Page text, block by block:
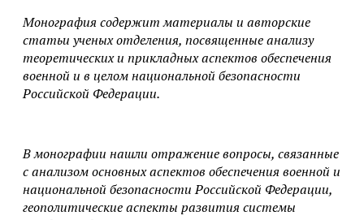
Монография содержит материалы и авторские
статьи ученых отделения, посвященные анализу
теоретических и прикладных аспектов обеспечения
военной и в целом национальной безопасности
Российской Федерации.
В монографии нашли отражение вопросы, связанные
с анализом основных аспектов обеспечения военной и
национальной безопасности Российской Федерации,
геополитические аспекты развития системы